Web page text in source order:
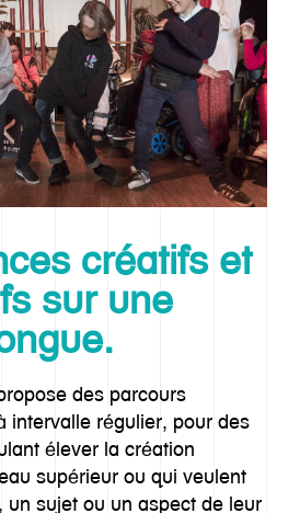
créatifs et
sur une
des parcours
intervalle régulier, pour des
élever la création
supérieur ou qui veulent
un sujet ou un aspect de leur